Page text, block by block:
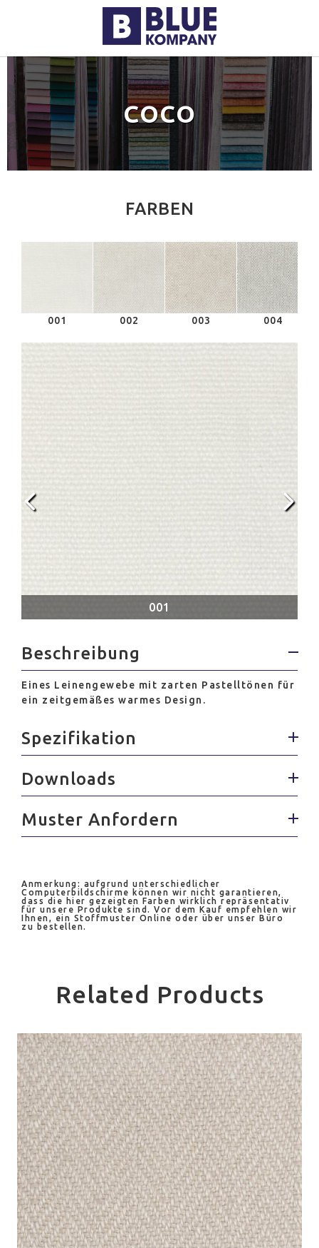
COCO
FARBEN
001 002 003 004
001
Beschreibung
Eines Leinengewebe mit zarten Pastelltönen für
ein zeitgemäßes warmes Design.
Spezifikation
Downloads
Muster Anfordern
Anmerkung: aufgrund unterschiedlicher
Computerbildschirme können wir nicht garantieren,
dass die hier gezeigten Farben wirklich repräsentativ
für unsere Produkte sind. Vor dem Kauf empfehlen wir
Ihnen, ein Stoffmuster Online oder über unser Büro
zu bestellen.
Related Products